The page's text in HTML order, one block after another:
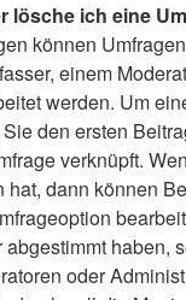
lösche ich eine
können
einem
werden. Um
den ersten
verknüpft.
hat, dann können
haben,
oder